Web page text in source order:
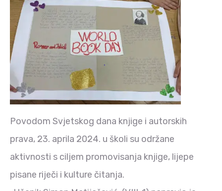
Povodom Svjetskog dana knjige i autorskih
prava, 23. aprila 2024. u školi su održane
aktivnosti s ciljem promovisanja knjige, lijepe
pisane riječi i kulture čitanja.